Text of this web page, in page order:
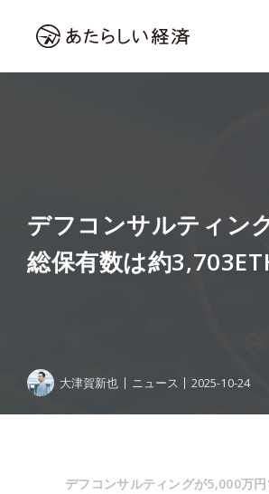
デフコンサルティン
総保有数は約
大津賀新也 ニュース 2025-10-24
デフコンサルティングが5,000万